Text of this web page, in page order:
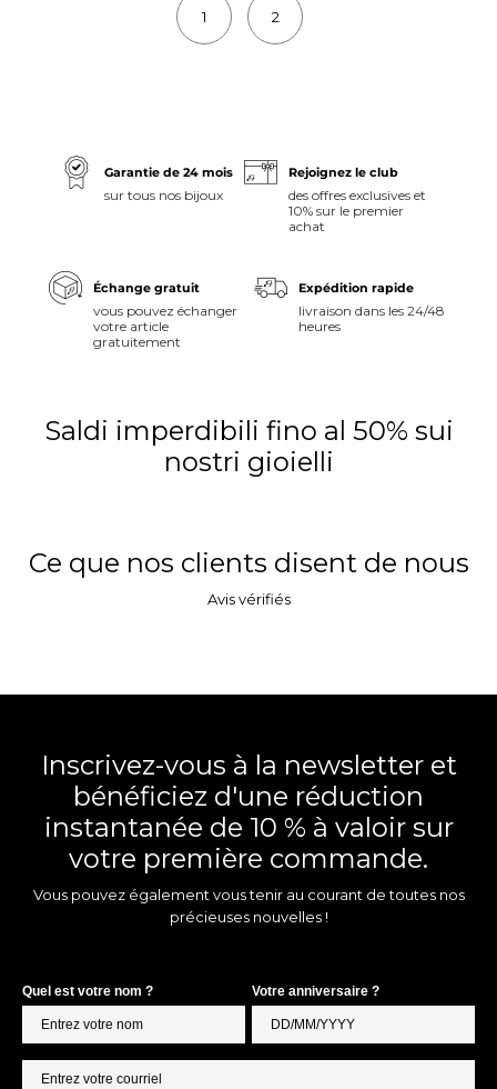
1 2
Garantie de 24 mois
sur tous nos bijoux
Rejoignez le club
des offres exclusives et
10% sur le premier
achat
Échange gratuit
vous pouvez échanger
votre article
gratuitement
Expédition rapide
livraison dans les 24/48
heures
Saldi imperdibili fino al 50% sui
nostri gioielli
Ce que nos clients disent de nous
Avis vérifiés
Inscrivez-vous à la newsletter et
bénéficiez d'une réduction
instantanée de 10 % à valoir sur
votre première commande.
Vous pouvez également vous tenir au courant de toutes nos
précieuses nouvelles !
Quel est votre nom ? Votre anniversaire ?